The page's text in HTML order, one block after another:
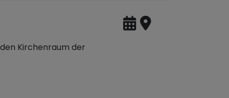
Kirchenraum der